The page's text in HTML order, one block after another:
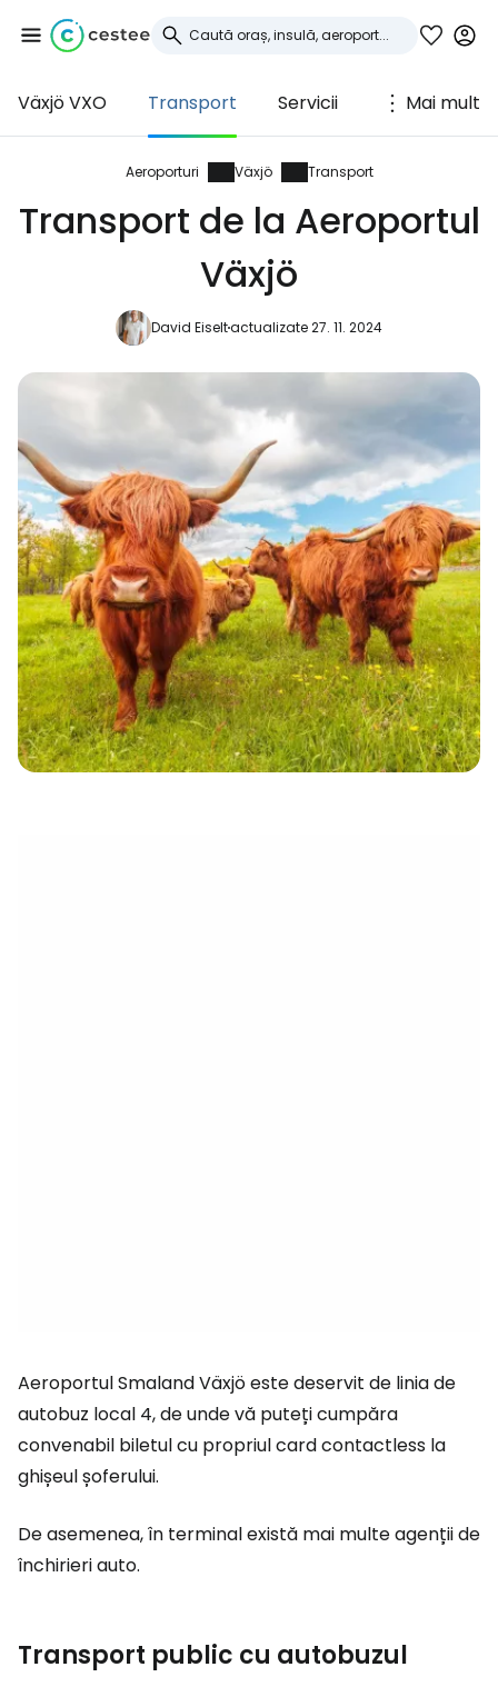
Växjö VXO Transport Servicii Mai mult
Aeroporturi Växjö Transport
Transport de la Aeroportul
Växjö
David Eiseltactualizate 27. 11. 2024
Aeroportul Smaland Växjö este deservit de linia de
autobuz local 4, de unde vă puteți cumpăra
convenabil biletul cu propriul card contactless la
ghișeul șoferului.
De asemenea, în terminal există mai multe agenții de
închirieri auto.
Transport public cu autobuzul
Conectați-vă la
Cestee
... comunitatea mondială a călătorilor
Continuați cu Google
Continuați cu Facebook
Continuați cu e-mailul